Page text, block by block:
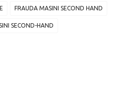
FRAUDA MASINI SECOND HAND
SECOND-HAND